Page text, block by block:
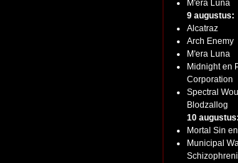
M'era Luna
9 augustus:
Alcatraz
Arch Enemy
M'era Luna
Midnight en
Corporation
Spectral
Blodzallog
10 augustus:
Mortal Sin
Municipal